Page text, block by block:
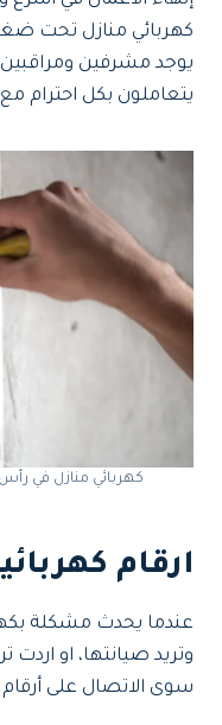
كهربائي منازل تحت
يوجد مشرفين
يتعاملون بكل احترام
كهربائي منازل في رأس
ارقام
عندما يحدث مشكلة
وتريد صيانتها، او
سوى الاتصال على أرقام